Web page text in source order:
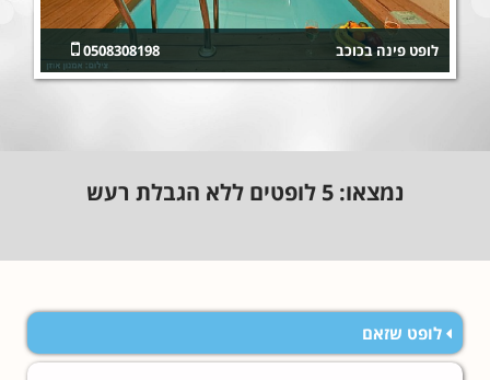
0508308198 לופט פינה בכוכב
נמצאו:5 לופטים ללא הגבלת רעש
לופט שזאם